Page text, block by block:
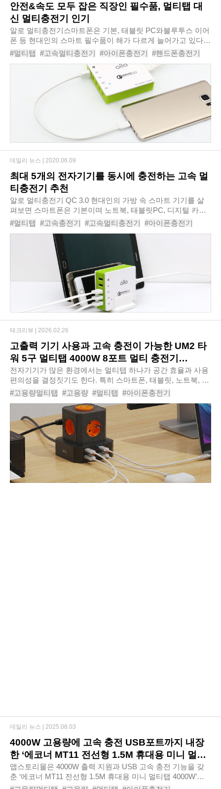
안전&속도 모두 잡은 직장인 필수품, 멀티탭 대
신 멀티충전기 인기
알로 멀티충전기스마트폰은 기본, 태블릿 PC와블루투스 이어
폰 등 현대인의 스마트 필수품이 해가 다르게 늘어가고 있다.
이는 각종 스마트기기를 충전하기위해 필요한 충전기의 수도
늘고 있다는 뜻이기도 하다. 최근에 출시..
#멀티탭 #고속멀티충전기 #아이폰충전기 #핸드폰충전기
#USB멀티탭 #멀티충전기 #멀티 #충전기
#스마트폰충전기추천
최대 5개의 전자기기를 동시에 충전하는 고속 멀
티충전기 추천
알로 멀티충전기 QC 3.0​​ 현대인의 가방 속 스마트 기기를 살
펴보면 스마트폰은 기본이며 노트북, 태블릿PC, 디지털 카메
라, 블루투스 무선 이어폰 등 새로운 스마트 기기들로 쌓여가
고 있다. 다수의 스마트 기..
#멀티탭 #고속충전기 #고속멀티충전기 #아이폰충전기
#핸드폰충전기 #USB멀티탭 #고속멀티탭추천
#고속충전기추천
#핸드폰충전기추천 #멀티탭추천
#USB멀티탭추천
데일리 뉴스 | 2020.06.09
고출력 기기 사용과 고속 충전이 가능한 UM2 타
워 5구 멀티탭 4000W 8포트 멀티 충전기
UMAC-65W / 100W
전자기기가 많은 환경에서는 멀티탭 하나가 공간 효율과 사용
편의성을 결정짓기도 한다. 특히 스마트폰, 태블릿, 노트북, 웨
어러블 등 충전해야 할 기기가 늘어난 요즘, 단순히 여러 콘센
트를 제공하는 멀티탭만으로는 부족..
#고용량멀티탭 #고용량 #멀티탭 #아이폰충전기
#초고속충전기 #멀티충전기 #USB멀티탭 #접지멀티탭
#5구멀티탭
#UM2타워5구멀티탭4000W8포트멀티충전기UMAC65W100W
테크리뷰 | 2026.02.26
4000W 고용량에 고속 충전 USB포트까지 내장
한 ‘에코너 MT11 전선형 1.5M 휴대용 미니 멀티
탭 4000W’
앱스토리몰은 4000W 출력 지원과 USB 고속 충전 기능을 갖
춘 ‘에코너 MT11 전선형 1.5M 휴대용 미니 멀티탭 4000W’를
신규 출시한다고 밝혔다. ‘에코너 MT11 전선형 1.5M 휴대용
데일리 뉴스 | 2025.08.03